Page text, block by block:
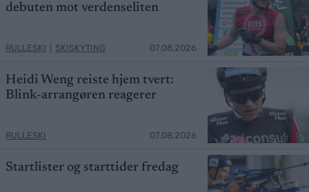
debuten mot verdenseliten
RULLESKI SKISKYTING 07.08.2026
Heidi Weng reiste hjem tvert:
Blink-arrangøren reagerer
RULLESKI 07.08.2026
Startlister og starttider fredag